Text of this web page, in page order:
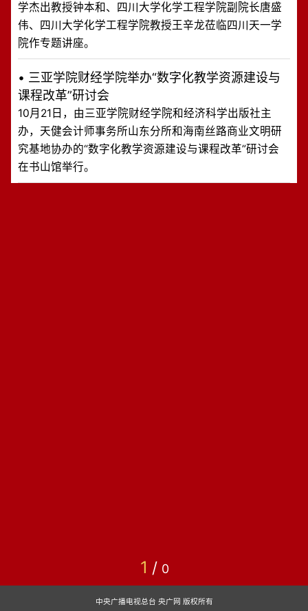
学杰出教授钟本和、四川大学化学工程学院副院长唐盛
伟、四川大学化学工程学院教授王辛龙莅临四川天一学
院作专题讲座。
• 三亚学院财经学院举办“数字化教学资源建设与
课程改革”研讨会
10月21日，由三亚学院财经学院和经济科学出版社主
办，天健会计师事务所山东分所和海南丝路商业文明研
究基地协办的“数字化教学资源建设与课程改革”研讨会
在书山馆举行。
1 / 0
中央广播电视总台 央广网 版权所有